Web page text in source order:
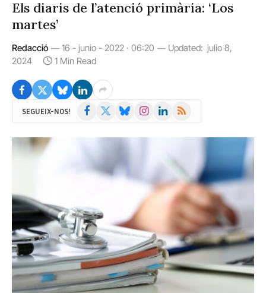
Els diaris de l’atenció primària: ‘Los
martes’
Redacció 16 - junio - 2022 · 06:20 Updated: julio 8,
2024
1 Min Read
SEGUEIX-NOS! Facebook BlueskyInstagramLinkedIn
RSS